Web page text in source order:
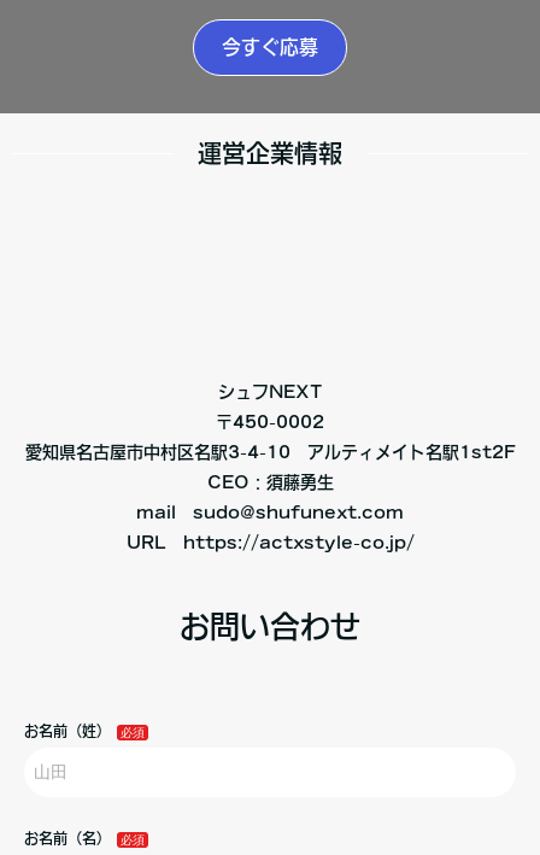
今すぐ応募
運営企業情報
シュフNEXT
〒450-0002
愛知県名古屋市中村区名駅3-4-10 アルティメイト名駅1st2F
CEO：須藤勇生
mail sudo@shufunext.com
URL https://actxstyle-co.jp/